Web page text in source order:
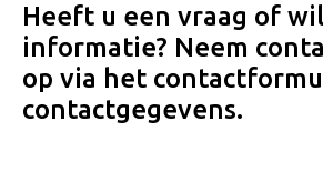
Heeft u een vraag of
informatie? Neem
op via het
contactgegevens.